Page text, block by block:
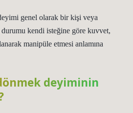
genel olarak bir kişi veya
kendi isteğine göre kuvvet,
manipüle etmesi anlamına
deyiminin